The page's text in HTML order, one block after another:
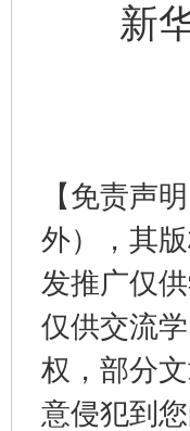
新华
【免责声
外），其
发推广仅
仅供交流
权，部分
意侵犯到
千年窑火